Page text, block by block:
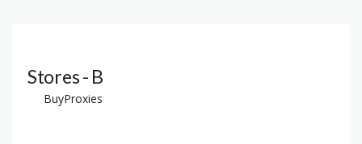
Stores - B
BuyProxies